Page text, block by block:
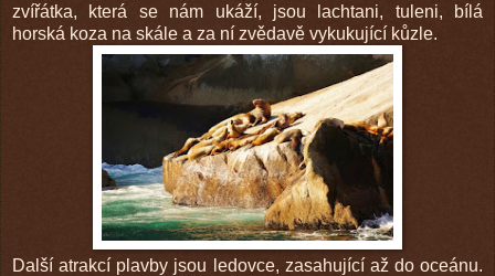
zvířátka, která se nám ukáží, jsou lachtani, tuleni, bílá
horská koza na skále a za ní zvědavě vykukující kůzle.
Další atrakcí plavby jsou ledovce, zasahující až do oceánu.